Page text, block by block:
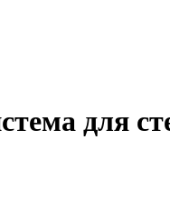
для